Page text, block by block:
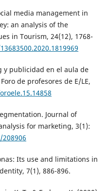
media management in
an analysis of the
in Tourism, 24(12), 1768-
y publicidad en el aula de
de profesores de E/LE,
Journal of
for marketing, 3(1):
Its use and limitations in
7(1), 886-896.